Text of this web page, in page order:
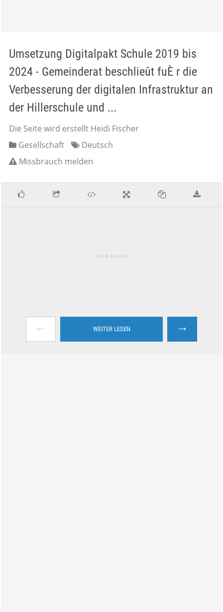
Umsetzung Digitalpakt Schule 2019 bis
2024 - Gemeinderat beschlieût fuÈ r die
Verbesserung der digitalen Infrastruktur an
der Hillerschule und ...
Die Seite wird erstellt Heidi Fischer
Gesellschaft
Deutsch
Missbrauch melden
← WEITER LESEN →